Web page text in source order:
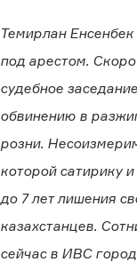
Темирлан
под арестом.
судебное
обвинению в
розни.
которой сатирику
до 7 лет лишения
казахстанцев.
сейчас в ИВС